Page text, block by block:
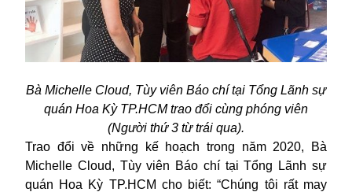
Bà Michelle Cloud, Tùy viên Báo chí tại Tổng Lãnh sự
quán Hoa Kỳ TP.HCM trao đổi cùng phóng viên
(Người thứ 3 từ trái qua).
Trao đổi về những kế hoạch trong năm 2020, Bà
Michelle Cloud, Tùy viên Báo chí tại Tổng Lãnh sự
quán Hoa Kỳ TP.HCM cho biết: “Chúng tôi rất may